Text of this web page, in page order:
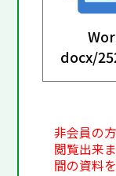
docx/
非会員の
閲覧出来
間の資料